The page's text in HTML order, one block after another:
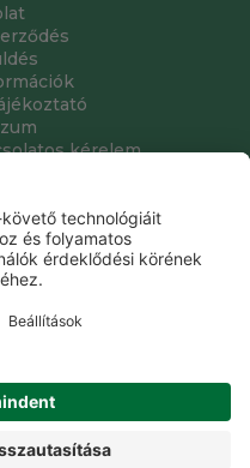
kérelem
jog fenntartva. All rights